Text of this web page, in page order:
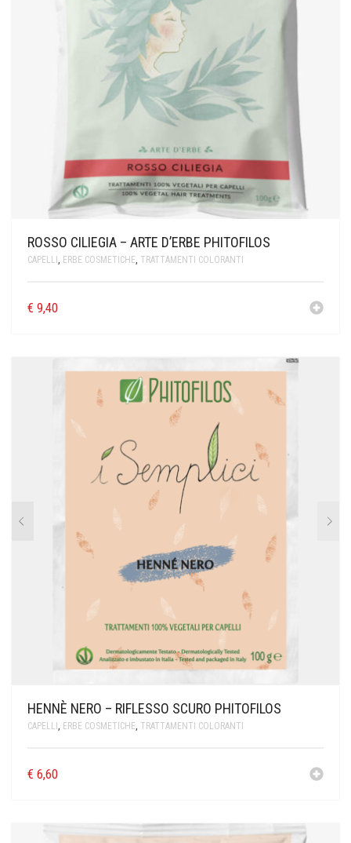
ROSSO CILIEGIA – ARTE D’ERBE PHITOFILOS
CAPELLI , ERBE COSMETICHE, TRATTAMENTI COLORANTI
€ 9,40
HENNÈ NERO – RIFLESSO SCURO PHITOFILOS
CAPELLI , ERBE COSMETICHE, TRATTAMENTI COLORANTI
€ 6,60